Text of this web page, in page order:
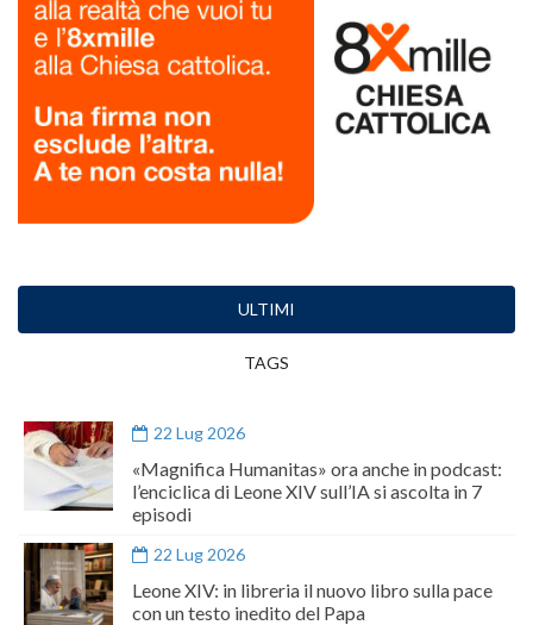
ULTIMI
TAGS
22 Lug 2026
«Magnifica Humanitas» ora anche in podcast:
l’enciclica di Leone XIV sull’IA si ascolta in 7
episodi
22 Lug 2026
Leone XIV: in libreria il nuovo libro sulla pace
con un testo inedito del Papa